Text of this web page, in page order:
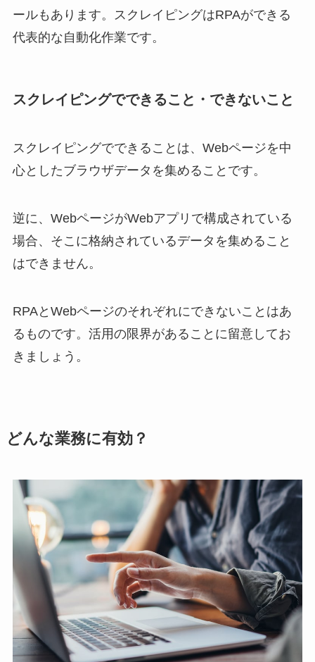
ールもあります。スクレイピングはRPAができる
代表的な自動化作業です。
スクレイピングでできること・できないこと
スクレイピングでできることは、Webページを中
心としたブラウザデータを集めることです。
逆に、WebページがWebアプリで構成されている
場合、そこに格納されているデータを集めること
はできません。
RPAとWebページのそれぞれにできないことはあ
るものです。活用の限界があることに留意してお
きましょう。
どんな業務に有効？